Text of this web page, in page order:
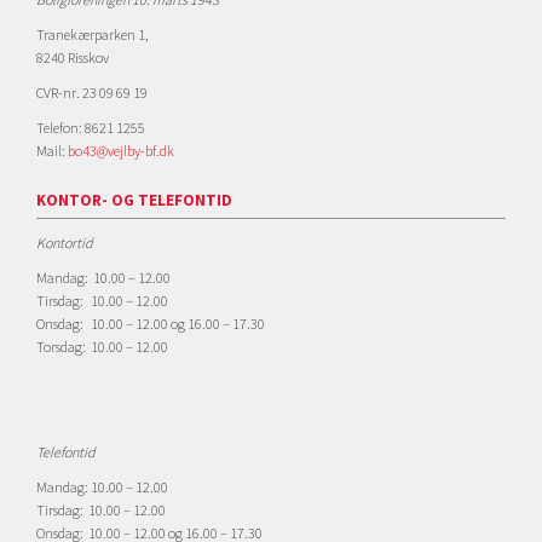
Tranekærparken 1,
8240 Risskov
CVR-nr. 23 09 69 19
Telefon: 8621 1255
Mail: bo43@vejlby-bf.dk
KONTOR- OG TELEFONTID
Kontortid
Mandag: 10.00 – 12.00
Tirsdag: 10.00 – 12.00
Onsdag: 10.00 – 12.00 og 16.00 – 17.30
Torsdag: 10.00 – 12.00
Telefontid
Mandag: 10.00 – 12.00
Tirsdag: 10.00 – 12.00
Onsdag: 10.00 – 12.00 og 16.00 – 17.30